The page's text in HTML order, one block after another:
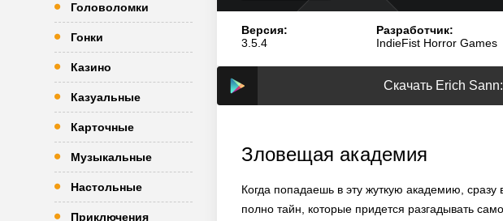
Головоломки
Гонки
Казино
Казуальные
Карточные
Музыкальные
Настольные
Приключения
Версия:
3.5.4
Разработчик:
IndieFist Horror Games
Скачать Erich
Зловещая академия
Когда попадаешь в эту жуткую академию, сразу
полно тайн, которые придется разгадывать